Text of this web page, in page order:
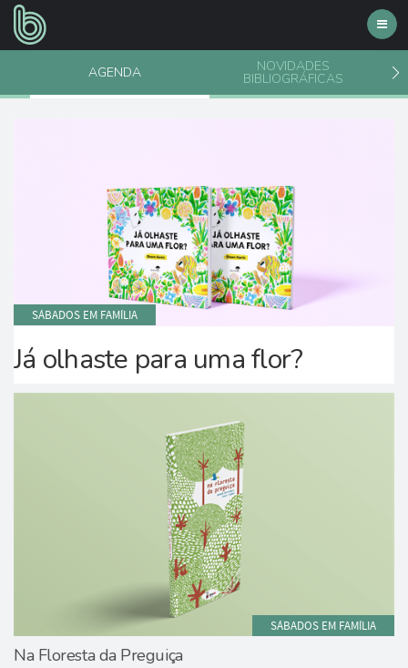
AGENDA NOVIDADES
BIBLIOGRÁFICAS
SÁBADOS EM FAMÍLIA
Já olhaste para uma flor?
SÁBADOS EM FAMÍLIA
Na Floresta da Preguiça